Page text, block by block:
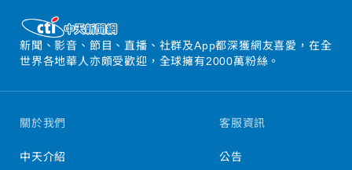
新聞、影音、節目、直播、社群及App都深獲網友喜愛，在全
世界各地華人亦頗受歡迎，全球擁有2000萬粉絲。
關於我們
中天介紹
客服資訊
公告